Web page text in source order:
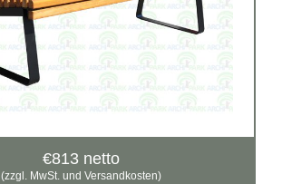
€813 netto
(zzgl. MwSt. und Versandkosten)